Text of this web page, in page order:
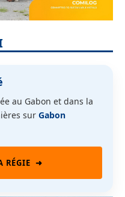
au Gabon et dans la
sur Gabon
RÉGIE ➜